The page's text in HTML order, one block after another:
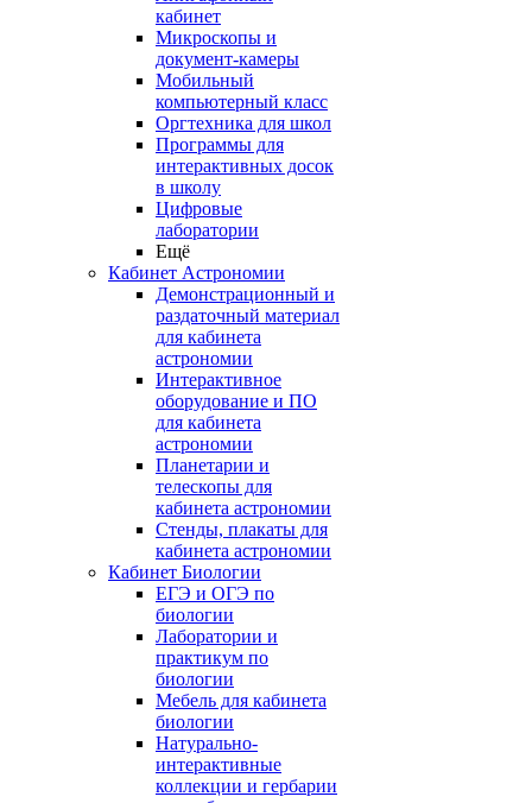
кабинет
Микроскопы и
документ-камеры
Мобильный
компьютерный класс
Оргтехника для школ
Программы для
интерактивных досок
в школу
Цифровые
лаборатории
Ещё
Кабинет Астрономии
Демонстрационный и
раздаточный материал
для кабинета
астрономии
Интерактивное
оборудование и ПО
для кабинета
астрономии
Планетарии и
телескопы для
кабинета астрономии
Стенды, плакаты для
кабинета астрономии
Кабинет Биологии
ЕГЭ и ОГЭ по
биологии
Лаборатории и
практикум по
биологии
Мебель для кабинета
биологии
Натурально-
интерактивные
коллекции и гербарии